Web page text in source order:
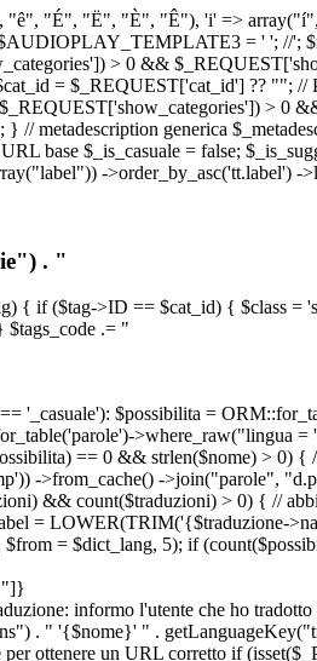
"É", "Ë", "È", "Ê"), 'i' =>
= ' '; //';
> 0 &&
= $_REQUEST['cat_id'] ?? ""; //
>
// metadescription generica
base $_is_casuale = false;
->order_by_asc('tt.label') -
. "
{ if ($tag->ID == $cat_id) { $class
.= "
'_casuale'): $possibilita =
== 0 && strlen($nome) > 0)
->from_cache() ->join("parole",
&& count($traduzioni) > 0) { //
= LOWER(TRIM('{$traduzione-
= $dict_lang, 5); if
"]}
informo l'utente che ho tradotto
. " '{$nome}' " .
ottenere un URL corretto if